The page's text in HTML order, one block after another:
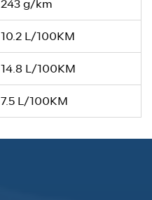
243 g/km
10.2 L/100KM
14.8 L/100KM
7.5 L/100KM